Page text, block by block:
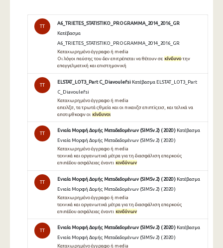
TT
A6_TRIETES_STATISTIKO_PROGRAMMA_2014_2016_GR
Κατέβασμα
A6_TRIETES_STATISTIKO_PROGRAMMA_2014_2016_GR
Καταχωρημένο έγγραφο ή media
Οι λόγοι παύσης του δεν επιτρέπεται να θέτουν σε κίνδυνοτην
επαγγελματική και επιστημονική
TT
ELSTAT_LOT3_Part C_Diavoulefsi Κατέβασμα ELSTAT_LOT3_Part
C_Diavoulefsi
Καταχωρημένο έγγραφο ή media
απειλζσ, τα τρωτά ςθμεία και οι πικανζσ επιπτϊςεισ, και τελικά να
αποτιμθκοφν οι κίνδυνοι
TT
Ενιαία Μορφή Δομής Μεταδεδομένων (SIMSv.2) ( 2020 ) Κατέβασμα
Ενιαία Μορφή Δομής Μεταδεδομένων (SIMSv.2) ( 2020 )
Καταχωρημένο έγγραφο ή media
τεχνικά και οργανωτικά μέτρα για τη διασφάλιση επαρκούς
επιπέδου ασφάλειας έναντι κινδύνων
TT
Ενιαία Μορφή Δομής Μεταδεδομένων (SIMSv.2) ( 2020 ) Κατέβασμα
Ενιαία Μορφή Δομής Μεταδεδομένων (SIMSv.2) ( 2020 )
Καταχωρημένο έγγραφο ή media
τεχνικά και οργανωτικά μέτρα για τη διασφάλιση επαρκούς
επιπέδου ασφάλειας έναντι κινδύνων
TT
Ενιαία Μορφή Δομής Μεταδεδομένων (SIMSv.2) ( 2020 ) Κατέβασμα
Ενιαία Μορφή Δομής Μεταδεδομένων (SIMSv.2) ( 2020 )
Καταχωρημένο έγγραφο ή media